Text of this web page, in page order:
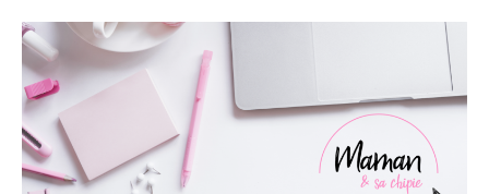
content